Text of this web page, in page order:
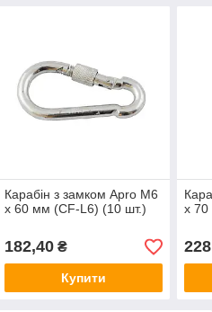
Карабін з замком Apro M6
х 60 мм (CF-L6) (10 шт.)
182,40₴
Купити
х
228